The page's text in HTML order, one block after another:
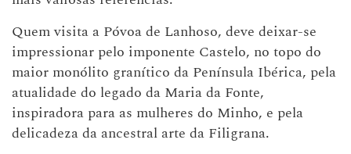
Quem visita a Póvoa de Lanhoso, deve deixar-se
impressionar pelo imponente Castelo, no topo do
maior monólito granítico da Península Ibérica, pela
atualidade do legado da Maria da Fonte,
inspiradora para as mulheres do Minho, e pela
delicadeza da ancestral arte da Filigrana.